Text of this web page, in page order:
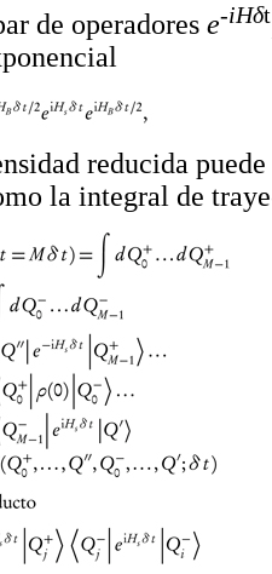
de operadores e-iHδt
reducida
la integral de